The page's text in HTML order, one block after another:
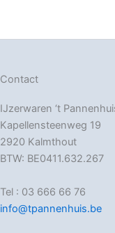
Contact
IJzerwaren ‘t
Kapellensteenweg 19
2920 Kalmthout
BTW: BE0411.632.267
Tel : 03 666 66 76
info@tpannenhuis.be